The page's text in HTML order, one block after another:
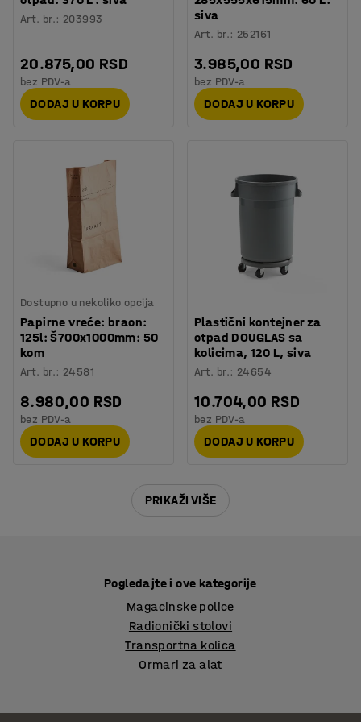
Art. br.: 203993
20.875,00 RSD
bez PDV-a
DODAJ U KORPU
siva
Art. br.: 252161
3.985,00 RSD
bez PDV-a
DODAJ U KORPU
Dostupno u nekoliko opcija
Papirne vreće: braon:
125l: Š700x1000mm: 50
kom
Art. br.: 24581
8.980,00 RSD
bez PDV-a
DODAJ U KORPU
Plastični kontejner za
otpad DOUGLAS sa
kolicima, 120 L, siva
Art. br.: 24654
10.704,00 RSD
bez PDV-a
DODAJ U KORPU
PRIKAŽI VIŠE
Pogledajte i ove kategorije
Magacinske police
Radionički stolovi
Transportna kolica
Ormari za alat